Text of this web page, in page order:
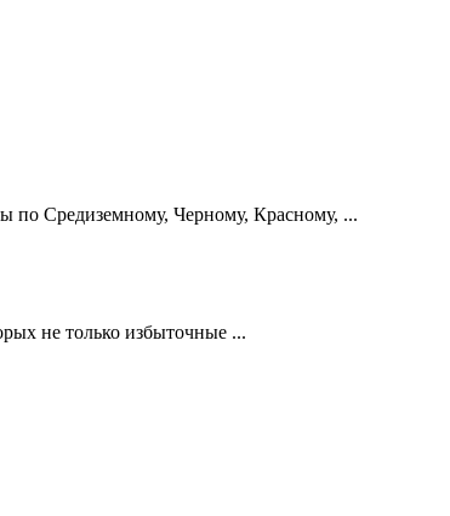
по Средиземному, Черному, Красному, ...
не только избыточные ...